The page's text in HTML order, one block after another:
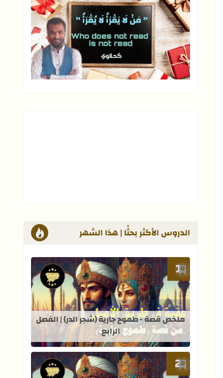
الدروس الأكثر بحثًا | هذا الشهر
أضف إلى العلامات المرجعية
قراءة المزيد عن ملخص قصة - طموح
ملخص قصة - طموح جارية (شجر الدر) | الفصل
الرابع
أضف إلى العلامات المرجعية